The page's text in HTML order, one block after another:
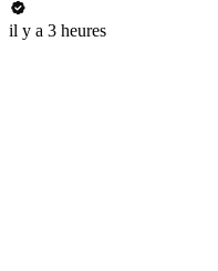
il y a 3 heures